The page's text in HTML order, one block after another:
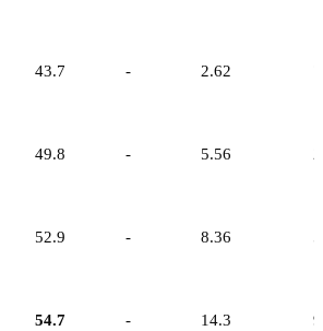
43.7 - 2.62
49.8 - 5.56
52.9 - 8.36
54.7 - 14.3